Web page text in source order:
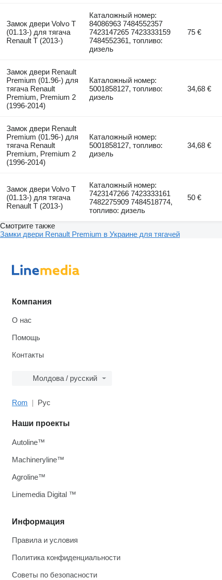
Замок двери Volvo T
(01.13-) для тягача
Renault T (2013-)
Каталожный номер:
84086963 7484552357
7423147265 7423333159
7484552361, топливо:
дизель
75 €
Замок двери Renault
Premium (01.96-) для
тягача Renault
Premium, Premium 2
(1996-2014)
Каталожный номер:
5001858127, топливо:
дизель
34,68 €
Замок двери Renault
Premium (01.96-) для
тягача Renault
Premium, Premium 2
(1996-2014)
Каталожный номер:
5001858127, топливо:
дизель
34,68 €
Замок двери Volvo T
(01.13-) для тягача
Renault T (2013-)
Каталожный номер:
7423147266 7423333161
7482275909 7484518774,
топливо: дизель
50 €
Смотрите также
Замки двери Renault Premium в Украине для тягачей
Компания
О нас
Помощь
Контакты
Молдова / русский
Rom Рус
Информация
Правила и условия
Политика конфиденциальности
Советы по безопасности
Наши проекты
Autoline™
Machineryline™
Agroline™
Linemedia Digital ™